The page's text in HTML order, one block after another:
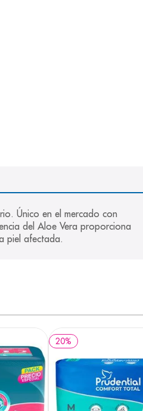
Único en el mercado con
del Aloe Vera proporciona
piel afectada.
20%